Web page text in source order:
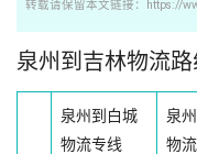
转载请保留本文链接：https://
泉州到吉林物流
泉州到白城
物流专线
泉
物